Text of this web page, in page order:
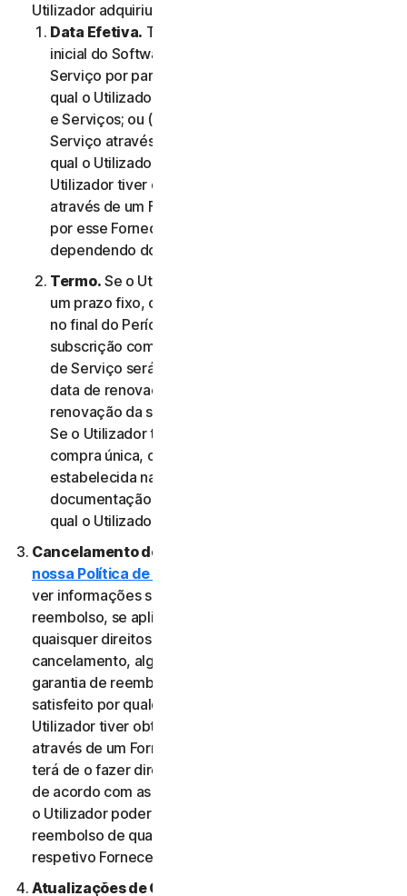
Utilizador adquiriu o Serviço.
Data Efetiva. Terá início (a) na data da instalação
inicial do Software ou da primeira utilização do
Serviço por parte do Utilizador; ou (b) na data na
qual o Utilizador aceitou este Contrato de Licença
e Serviços; ou (c) se o Utilizador tiver adquirido o
Serviço através da nossa loja online, na data na
qual o Utilizador concluiu a compra; ou (d) se o
Utilizador tiver obtido o direito a utilizar o Serviço
através de um Fornecedor, na data determinada
por esse Fornecedor, conforme aplicável,
dependendo do que ocorrer primeiro.
Termo. Se o Utilizador tiver uma subscrição com
um prazo fixo, o Serviço termina automaticamente
no final do Período de Serviço. Se tiver uma
subscrição com renovação automática, o Período
de Serviço será renovado automaticamente na
data de renovação a menos que cancele a
renovação da subscrição antes do dia da cobrança.
Se o Utilizador tiver um serviço ou produto de
compra única, o Período de Serviço terá a duração
estabelecida na Documentação, ou na
documentação aplicável do Fornecedor através do
qual o Utilizador obteve o Serviço.
Cancelamento do Serviço.
nossa Política de Cancelamento e Reembolso
ver informações sobre o cancelamento e obter um
reembolso, se aplicável. Independentemente de
quaisquer direitos legais, como direitos de
cancelamento, alguns Serviços podem incluir uma
garantia de reembolso, caso o Utilizador não esteja
satisfeito por qualquer motivo. No entanto, se o
Utilizador tiver obtido o direito a utilizar o Serviço
através de um Fornecedor e pretender cancelá-lo,
terá de o fazer diretamente junto desse Fornecedor,
de acordo com as instruções do mesmo. Nesse caso,
o Utilizador poderá não ter direito a qualquer
reembolso de qualquer pagamento efetuado ao
respetivo Fornecedor.
Atualizações de Conteúdo.